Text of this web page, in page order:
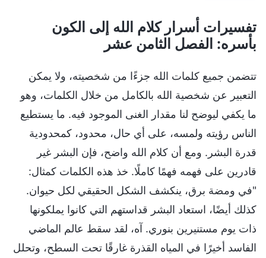
تفسيرات أسرار كلام الله إلى الكون
بأسره: الفصل الثامن عشر
تتضمن جميع كلمات الله جزءًا من شخصيته، ولا يمكن
التعبير عن شخصية الله بالكامل من خلال الكلمات، وهو
ما يكفي ليوضح لنا مقدار الغنى الموجود فيه. ما يستطيع
الناس رؤيته ولمسه، على أي حال، محدود، كمحدودية
قدرة البشر. ومع أن كلام الله واضح، فإن البشر غير
قادرين على فهمه فهمًا كاملًا. خذ هذه الكلمات كمثال:
"في ومضة برق، ينكشف الشكل الحقيقي لكل حيوان.
كذلك أيضًا، استعاد البشر قداستهم التي كانوا يملكونها
ذات يوم مستنيرين بنوري. آه، لقد سقط عالم الماضي
الفاسد أخيرًا في المياه القذرة غارقًا تحت السطح، وتحلل